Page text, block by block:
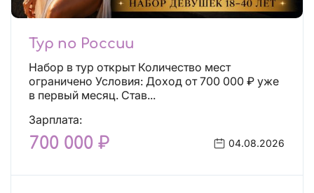
Тур по России
Набор в тур открыт Количество мест
ограничено Условия: Доход от 700 000 ₽ уже
в первый месяц. Став...
Зарплата:
700 000 ₽ 04.08.2026